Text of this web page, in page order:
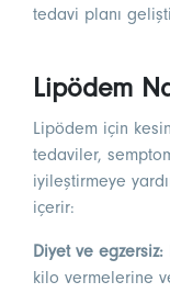
tedavi planı
Lipödem
Lipödem için
tedaviler,
iyileştirmeye
içerir:
Diyet ve egzersiz:
kilo vermelerine